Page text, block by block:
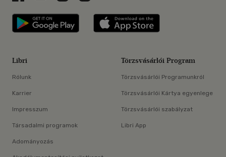
Libri applikáció Szerezd meg: Google
Libri
Rólunk
Karrier
Impresszum
Társadalmi programok
Adományozás
Törzsvásárlói Program
Törzsvásárlói Programunkról
Törzsvásárlói Kártya egyenlege
Törzsvásárlói szabályzat
Libri App